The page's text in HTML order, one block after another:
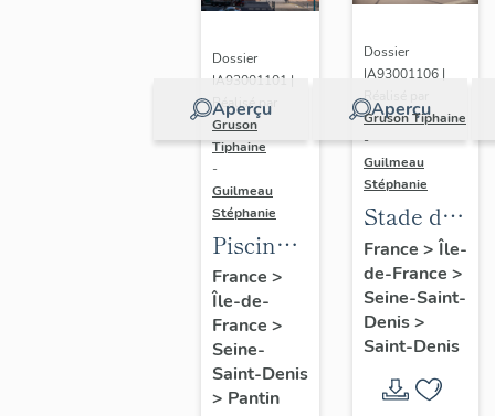
Aperçu
Dossier
IA93001101 |
Réalisé par
Gruson
Tiphaine
-
Guilmeau
Stéphanie
Piscine
Leclerc,
actuellement
piscine
Alice-
Milliat
France >
Île-de-
France >
Seine-
Saint-Denis
> Pantin
Aperçu
Dossier
IA93001106 |
Réalisé par
Gruson Tiphaine
-
Guilmeau
Stéphanie
Stade de
France
France > Île-
de-France >
Seine-Saint-
Denis>
Saint-Denis